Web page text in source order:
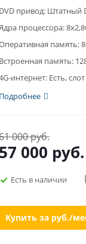
DVD привод: Штатный
процессора:
память:
Встроенная память:
интернет: Есть,
Подробнее
000 руб.
57 000 руб.
Есть в наличии
Купить за руб./